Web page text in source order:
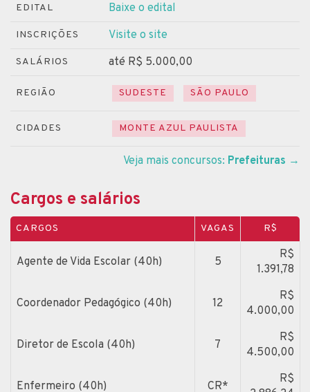
EDITAL Baixe o edital
INSCRIÇÕES Visite o site
SALÁRIOS até R$ 5.000,00
REGIÃO SUDESTE SÃO PAULO
CIDADES MONTE AZUL PAULISTA
Veja mais concursos: Prefeituras →
Cargos e salários
CARGOS VAGAS R$
Agente de Vida Escolar (40h) 5
R$
1.391,78
Coordenador Pedagógico (40h) 12
R$
4.000,00
Diretor de Escola (40h) 7
R$
4.500,00
Enfermeiro (40h) CR*
R$